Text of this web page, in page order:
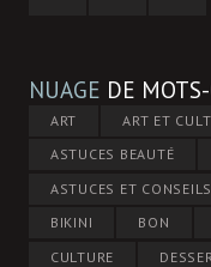
NUAGE DE
ART ART ET
ASTUCES BEAUTÉ
ASTUCES ET CONSEILS
BIKINI
BON
CULTURE